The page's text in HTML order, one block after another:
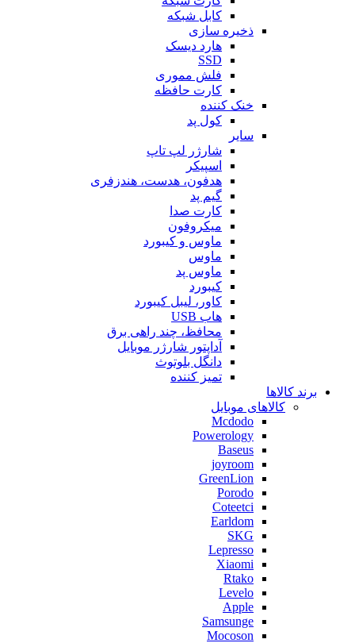
کابل شبکه
ذخیره سازی
هارد دیسک
SSD
فلش مموری
کارت حافظه
خنک کننده
کول پد
سایر
شارژر لپ تاپ
اسپیکر
هدفون، هدست، هندزفری
گیم پد
کارت صدا
میکروفون
ماوس و کیبورد
ماوس
ماوس پد
کیبورد
کاور، لیبل کیبورد
هاب USB
محافظ، چند راهی برق
آداپتور شارژر موبایل
دانگل بلوتوث
تمیز کننده
برند کالاها
کالاهای موبایل
Mcdodo
Powerology
Baseus
joyroom
GreenLion
Porodo
Coteetci
Earldom
SKG
Lepresso
Xiaomi
Rtako
Levelo
Apple
Samsunge
Mocoson